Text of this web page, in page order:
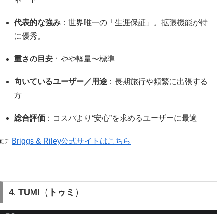
代表的な強み ：世界唯一の「生涯保証」。拡張機能が特
に優秀。
重さの目安 ：やや軽量〜標準
向いているユーザー／用途 ：長期旅行や頻繁に出張する
方
総合評価 ：コスパより“安心”を求めるユーザーに最適
👉 Briggs & Riley公式サイトはこちら
4. TUMI（トゥミ）